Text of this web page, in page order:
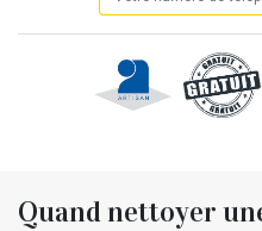
Quand nettoyer